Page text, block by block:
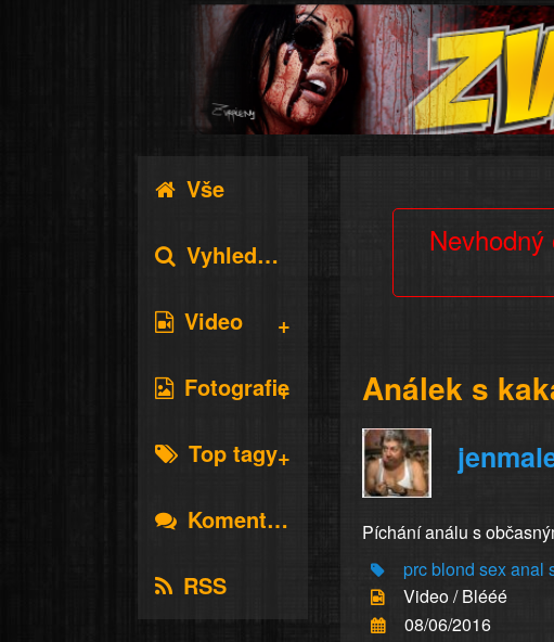
Vše
Vyhledávání
Video
Fotografie
Top tagy
Komentáře
RSS
Análek s
Píchání análu s
prcblond sexanal
Video / Blééé
08/06/2016